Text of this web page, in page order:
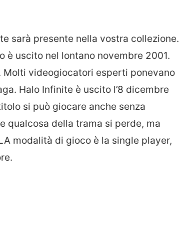
sarà presente nella vostra collezione.
uscito nel lontano novembre 2001.
videogiocatori esperti ponevano
Halo Infinite è uscito l’8 dicembre
si può giocare anche senza
qualcosa della trama si perde, ma
modalità di gioco è la single player,